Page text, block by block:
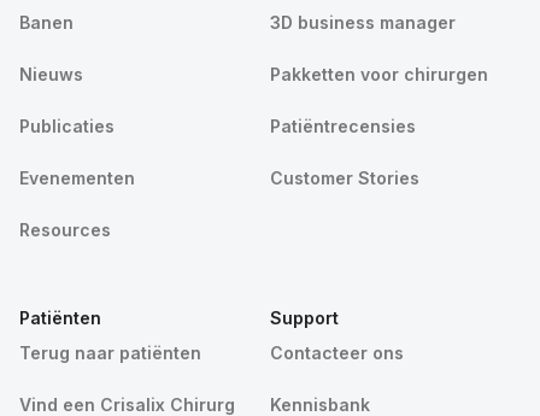
Banen
Nieuws
Publicaties
Evenementen
Resources
3D business manager
Pakketten voor chirurgen
Patiëntrecensies
Customer Stories
Patiënten
Terug naar patiënten
Vind een Crisalix Chirurg
Support
Contacteer ons
Kennisbank